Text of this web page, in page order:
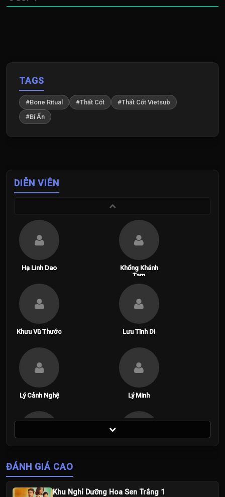
TAGS
#Bone Ritual #Thất Cốt
#Thất Cốt Vietsub
#Bí Ẩn
DIỄN VIÊN
Hạ Linh Dao
Khổng Khánh
Tam
Khưu Vũ Thước Lưu Tĩnh Di
Lý Cảnh Nghệ Lý Minh
ĐÁNH GIÁ CAO
Khu Nghỉ Dưỡng Hoa Sen Trắng 1